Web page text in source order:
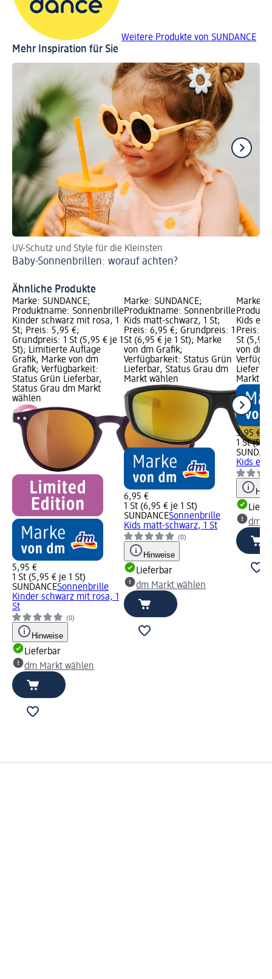
Weitere Produkte von SUNDANCE
Mehr Inspiration für Sie
UV-Schutz und Style für die Kleinsten
Baby-Sonnenbrillen: worauf achten?
Ähnliche Produkte
Marke: SUNDANCE;
Produktname: Sonnenbrille
Kinder schwarz mit rosa, 1
St; Preis: 5,95 €;
Grundpreis: 1 St (5,95 € je 1
St); Limitierte Auflage
Grafik, Marke von dm
Grafik; Verfügbarkeit:
Status Grün Lieferbar,
Status Grau dm Markt
wählen
5,95 €
1 St (5,95 € je 1 St)
SUNDANCESonnenbrille
Kinder schwarz mit rosa, 1
St
(0)
Hinweise
Lieferbar
dm Markt wählen
Marke: SUNDANCE;
Produktname: Sonnenbrille
Kids matt-schwarz, 1 St;
Preis: 6,95 €; Grundpreis: 1
St (6,95 € je 1 St); Marke
von dm Grafik;
Verfügbarkeit: Status Grün
Lieferbar, Status Grau dm
Markt wählen
6,95 €
1 St (6,95 € je 1 St)
SUNDANCESonnenbrille
Kids matt-schwarz, 1 St
(0)
Hinweise
Lieferbar
dm Markt wählen
Marke:
Kids
Preis:
St (5,95
von dm
Markt
5,95 €
1 St
Kids
dm